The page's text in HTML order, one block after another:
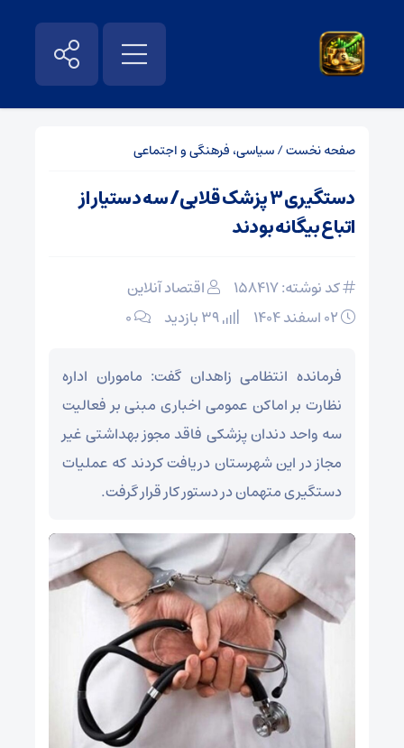
صفحه نخست/سیاسی، فرهنگی و اجتماعی
دستگیری ۳ پزشک قلابی/ سه دستیار از
اتباع بیگانه بودند
کد نوشته: 158417
اقتصاد آنلاین
۰
فرمانده انتظامی زاهدان گفت: ماموران اداره
نظارت بر اماکن عمومی اخباری مبنی بر فعالیت
سه واحد دندان پزشکی فاقد مجوز بهداشتی غیر
مجاز در این شهرستان دریافت کردند که عملیات
دستگیری متهمان در دستور کار قرار گرفت.